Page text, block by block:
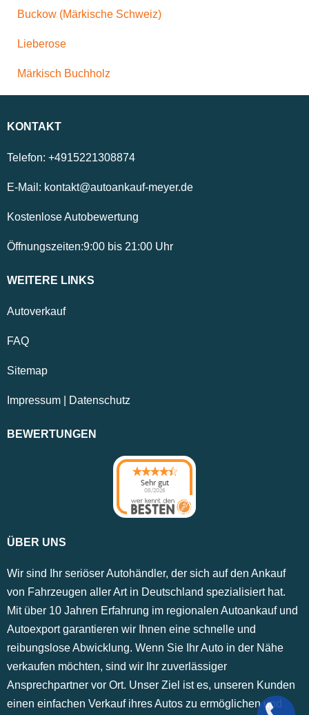
Buckow (Märkische Schweiz)
Lieberose
Märkisch Buchholz
KONTAKT
Telefon: +4915221308874
E-Mail: kontakt@autoankauf-meyer.de
Kostenlose Autobewertung
Öffnungszeiten:9:00 bis 21:00 Uhr
WEITERE LINKS
Autoverkauf
FAQ
Sitemap
Impressum Datenschutz
BEWERTUNGEN
Sehr gut
08/2026
ÜBER UNS
Wir sind Ihr seriöser Autohändler, der sich auf den Ankauf
von Fahrzeugen aller Art in Deutschland spezialisiert hat.
Mit über 10 Jahren Erfahrung im regionalen Autoankauf und
Autoexport garantieren wir Ihnen eine schnelle und
reibungslose Abwicklung. Wenn Sie Ihr Auto in der Nähe
verkaufen möchten, sind wir Ihr zuverlässiger
Ansprechpartner vor Ort. Unser Ziel ist es, unseren Kunden
einen einfachen Verkauf ihres Autos zu ermöglichen und